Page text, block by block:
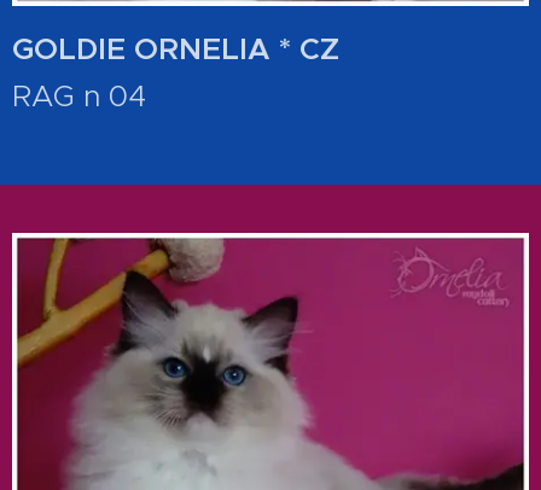
GOLDIE ORNELIA * CZ
RAG n 04